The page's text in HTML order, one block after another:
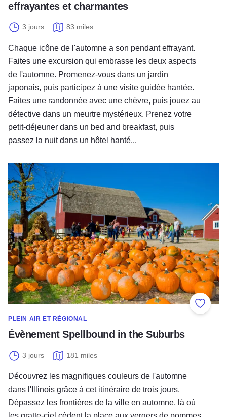
effrayantes et charmantes
3 jours 83 miles
Chaque icône de l'automne a son pendant effrayant.
Faites une excursion qui embrasse les deux aspects
de l'automne. Promenez-vous dans un jardin
japonais, puis participez à une visite guidée hantée.
Faites une randonnée avec une chèvre, puis jouez au
détective dans un meurtre mystérieux. Prenez votre
petit-déjeuner dans un bed and breakfast, puis
passez la nuit dans un hôtel hanté...
PLEIN AIR ET RÉGIONAL
Évènement Spellbound in the Suburbs
3 jours 181 miles
Découvrez les magnifiques couleurs de l'automne
dans l'Illinois grâce à cet itinéraire de trois jours.
Dépassez les frontières de la ville en automne, là où
Évènement Spellbound in the Suburbs